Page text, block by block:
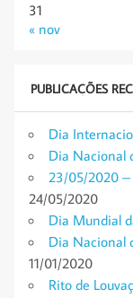
31
« nov
PUBLICAÇÕES
Dia
Dia Nacional
23/05/2020 –
24/05/2020
Dia Mundial
Dia Nacional
11/01/2020
Rito de